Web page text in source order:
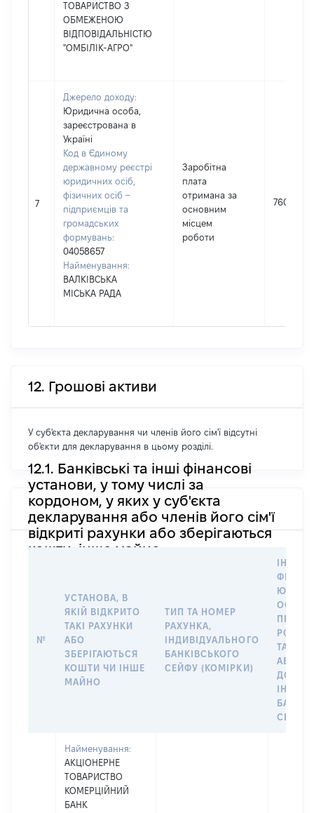
ТОВАРИСТВО З
ОБМЕЖЕНОЮ
ВІДПОВІДАЛЬНІСТЮ
"ОМБІЛІК-АГРО"
7
Джерело доходу:
Юридична особа,
зареєстрована в
Україні
Код в Єдиному
державному реєстрі
юридичних осіб,
фізичних осіб –
підприємців та
громадських
формувань:
04058657
Найменування:
ВАЛКІВСЬКА
МІСЬКА РАДА
Заробітна
плата
отримана за
основним
місцем
роботи
7600
12. Грошові активи
У суб'єкта декларування чи членів його сім'ї відсутні
об'єкти для декларування в цьому розділі.
12.1. Банківські та інші фінансові
установи, у тому числі за
кордоном, у яких у суб'єкта
декларування або членів його сім'ї
відкриті рахунки або зберігаються
кошти, інше майно
№
УСТАНОВА, В
ЯКІЙ ВІДКРИТО
ТАКІ РАХУНКИ
АБО
ЗБЕРІГАЮТЬСЯ
КОШТИ ЧИ ІНШЕ
МАЙНО
ТИП ТА НОМЕР
РАХУНКА,
ІНДИВІДУАЛЬНОГО
БАНКІВСЬКОГО
СЕЙФУ (КОМІРКИ)
ПРАВО
ТАКИМ
АБО
ДО
СЕЙФУ
Найменування:
АКЦІОНЕРНЕ
ТОВАРИСТВО
КОМЕРЦІЙНИЙ
БАНК